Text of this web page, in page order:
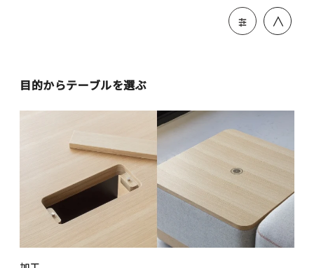
＞
目的からテーブルを選ぶ